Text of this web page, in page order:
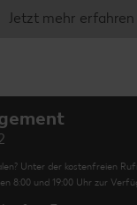
Jetzt mehr erfahren
Unter der kostenfreien
8:00 und 19:00 Uhr zur